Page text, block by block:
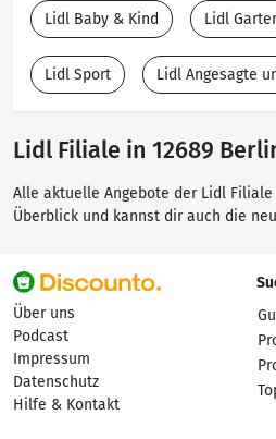
Lidl Baby & Kind Lidl
Lidl Sport Lidl Angesagte
Lidl Filiale in 12689
Alle aktuelle Angebote der Lidl
Überblick und kannst dir auch die
Über uns
Podcast
Impressum
Datenschutz
Hilfe & Kontakt